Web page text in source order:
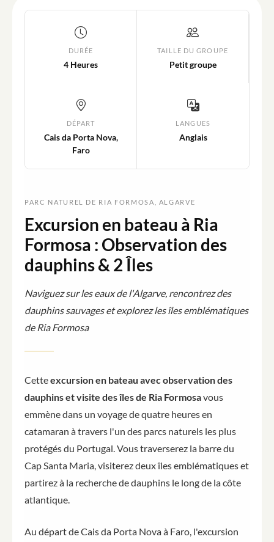
DURÉE
4 Heures
TAILLE DU GROUPE
Petit groupe
DÉPART
Cais da Porta Nova,
Faro
LANGUES
Anglais
PARC NATUREL DE RIA FORMOSA, ALGARVE
Excursion en bateau à Ria
Formosa : Observation des
dauphins & 2 Îles
Naviguez sur les eaux de l'Algarve, rencontrez des
dauphins sauvages et explorez les îles emblématiques
de Ria Formosa
Cetteexcursion en bateau avec observation des
dauphins et visite des îles de Ria Formosavous
emmène dans un voyage de quatre heures en
catamaran à travers l'un des parcs naturels les plus
protégés du Portugal. Vous traverserez la barre du
Cap Santa Maria, visiterez deux îles emblématiques et
partirez à la recherche de dauphins le long de la côte
atlantique.
Au départ de Cais da Porta Nova à Faro, l'excursion